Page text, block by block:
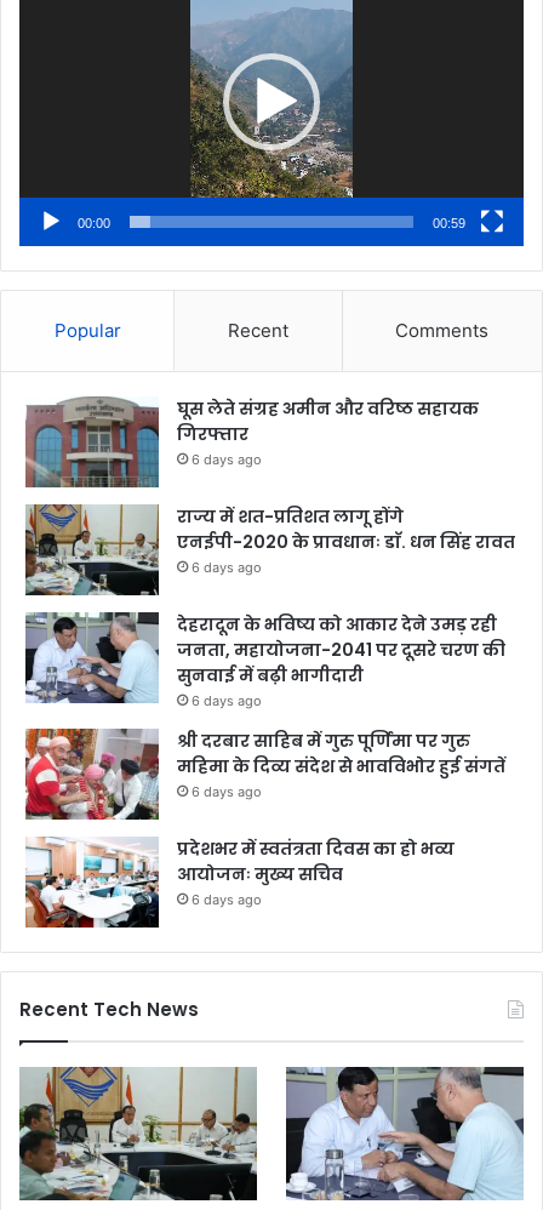
00:00 00:59
Popular Recent Comments
घूस लेते संग्रह अमीन और वरिष्ठ सहायक
गिरफ्तार
6 days ago
राज्य में शत-प्रतिशत लागू होंगे
एनईपी-2020 के प्रावधानः डाॅ. धन सिंह रावत
6 days ago
देहरादून के भविष्य को आकार देने उमड़ रही
जनता, महायोजना-2041 पर दूसरे चरण की
सुनवाई में बढ़ी भागीदारी
6 days ago
श्री दरबार साहिब में गुरु पूर्णिमा पर गुरु
महिमा के दिव्य संदेश से भावविभोर हुई संगतें
6 days ago
प्रदेशभर में स्वतंत्रता दिवस का हो भव्य
आयोजनः मुख्य सचिव
6 days ago
Recent Tech News